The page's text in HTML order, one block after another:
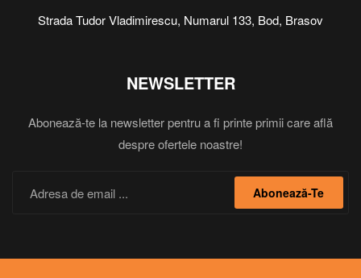
Strada Tudor Vladimirescu, Numarul 133, Bod, Brasov
NEWSLETTER
Abonează-te la newsletter pentru a fi printe primii care află
despre ofertele noastre!
Abonează-Te